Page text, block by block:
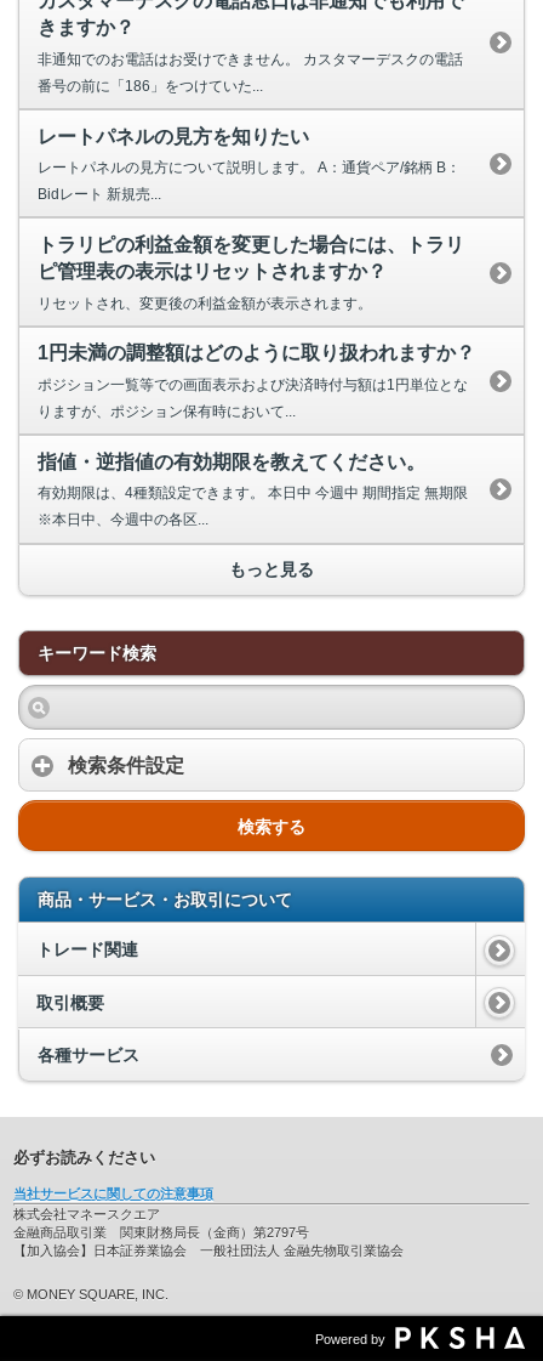
きますか？
非通知でのお電話はお受けできません。 カスタマーデスクの電話
番号の前に「186」をつけていた...
レートパネルの見方を知りたい
レートパネルの見方について説明します。 A：通貨ペア/銘柄 B：
Bidレート 新規売...
トラリピの利益金額を変更した場合には、トラリ
ピ管理表の表示はリセットされますか？
リセットされ、変更後の利益金額が表示されます。
1円未満の調整額はどのように取り扱われますか？
ポジション一覧等での画面表示および決済時付与額は1円単位とな
りますが、ポジション保有時において...
指値・逆指値の有効期限を教えてください。
有効期限は、4種類設定できます。 本日中 今週中 期間指定 無期限
※本日中、今週中の各区...
もっと見る
キーワード検索
検索条件設定
検索する
商品・サービス・お取引について
トレード関連
取引概要
各種サービス
必ずお読みください
当社サービスに関しての注意事項
株式会社マネースクエア
金融商品取引業 関東財務局長（金商）第2797号
【加入協会】日本証券業協会 一般社団法人 金融先物取引業協会
© MONEY SQUARE, INC.
Powered by